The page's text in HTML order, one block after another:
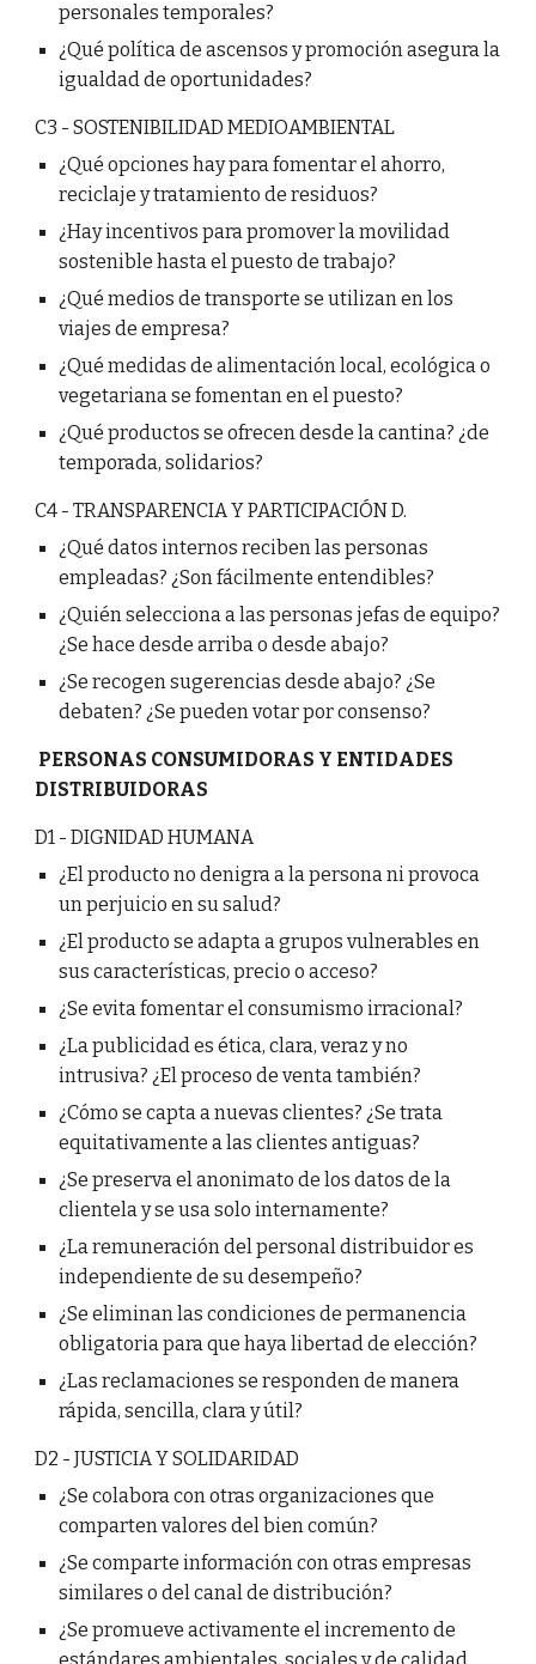
personales temporales?
¿Qué política de ascensos y promoción asegura la
igualdad de oportunidades?
C3 - SOSTENIBILIDAD MEDIOAMBIENTAL
¿Qué opciones hay para fomentar el ahorro,
reciclaje y tratamiento de residuos?
¿Hay incentivos para promover la movilidad
sostenible hasta el puesto de trabajo?
¿Qué medios de transporte se utilizan en los
viajes de empresa?
¿Qué medidas de alimentación local, ecológica o
vegetariana se fomentan en el puesto?
¿Qué productos se ofrecen desde la cantina? ¿de
temporada, solidarios?
C4 - TRANSPARENCIA Y PARTICIPACIÓN D.
¿Qué datos internos reciben las personas
empleadas? ¿Son fácilmente entendibles?
¿Quién selecciona a las personas jefas de equipo?
¿Se hace desde arriba o desde abajo?
¿Se recogen sugerencias desde abajo? ¿Se
debaten? ¿Se pueden votar por consenso?
PERSONAS CONSUMIDORAS Y ENTIDADES
DISTRIBUIDORAS
D1 - DIGNIDAD HUMANA
¿El producto no denigra a la persona ni provoca
un perjuicio en su salud?
¿El producto se adapta a grupos vulnerables en
sus características, precio o acceso?
¿Se evita fomentar el consumismo irracional?
¿La publicidad es ética, clara, veraz y no
intrusiva? ¿El proceso de venta también?
¿Cómo se capta a nuevas clientes? ¿Se trata
equitativamente a las clientes antiguas?
¿Se preserva el anonimato de los datos de la
clientela y se usa solo internamente?
¿La remuneración del personal distribuidor es
independiente de su desempeño?
¿Se eliminan las condiciones de permanencia
obligatoria para que haya libertad de elección?
¿Las reclamaciones se responden de manera
rápida, sencilla, clara y útil?
D2 - JUSTICIA Y SOLIDARIDAD
¿Se colabora con otras organizaciones que
comparten valores del bien común?
¿Se comparte información con otras empresas
similares o del canal de distribución?
¿Se promueve activamente el incremento de